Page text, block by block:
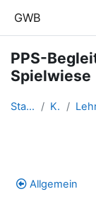
GWB
PPS-
Spielwiese
Startseite Kurse
Allgemein